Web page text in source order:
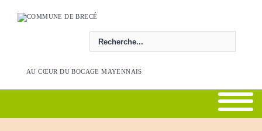
AU CŒUR DU BOCAGE MAYENNAIS